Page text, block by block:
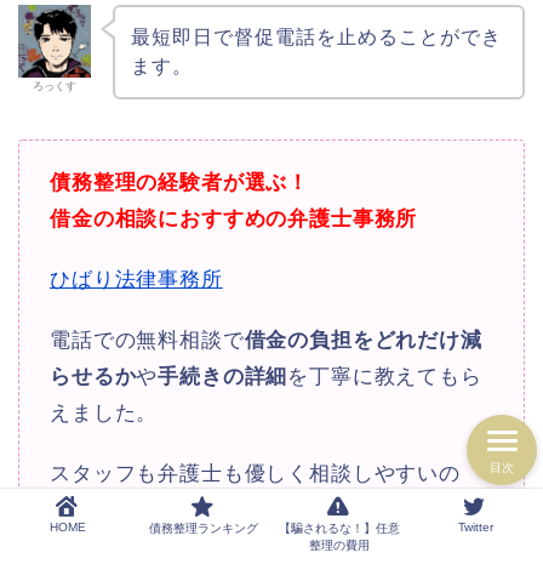
ろっくす
最短即日で督促電話を止めることができ
ます。
債務整理の経験者が選ぶ！
借金の相談におすすめの弁護士事務所
ひばり法律事務所
電話での無料相談で借金の負担をどれだけ減
らせるかや手続きの詳細 を丁寧に教えてもら
えました。
スタッフも弁護士も優しく相談しやすいの
で、債務整理のことがよく分からなくても安
HOME 債務整理ランキング
【騙されるな！】任意
整理の費用
Twitter
目次